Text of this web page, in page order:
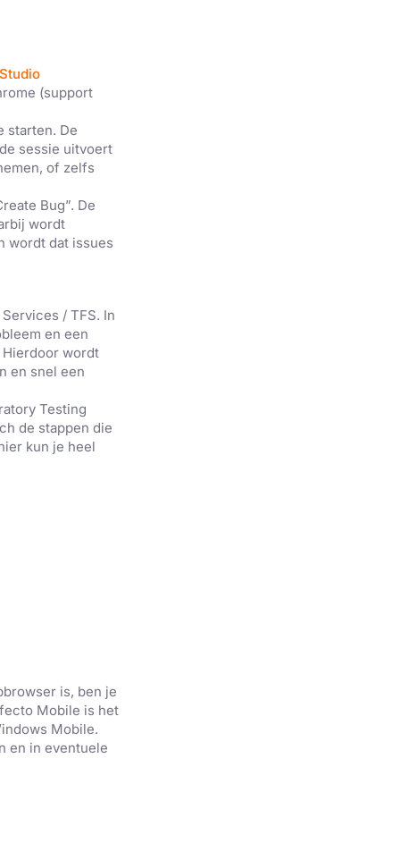
(support
starten. De
sessie uitvoert
of zelfs
Bug”. De
wordt
wordt dat issues
/ TFS. In
en een
wordt
en snel een
Testing
de stappen die
kun je heel
is, ben je
Mobile is het
Mobile.
en in eventuele
en
heeft verstrekt
Niet-
geclassificeerd